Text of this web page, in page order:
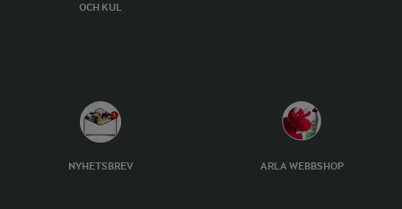
OCH KUL
NYHETSBREV ARLA WEBBSHOP